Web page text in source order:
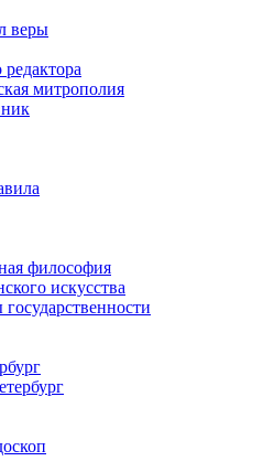
веры
митрополия
философия
искусства